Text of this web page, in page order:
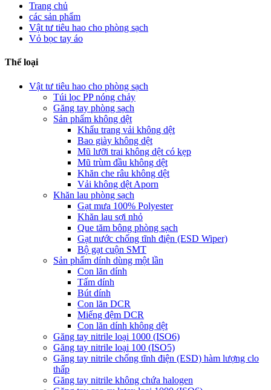
Trang chủ
các sản phẩm
Vật tư tiêu hao cho phòng sạch
Vỏ bọc tay áo
Thể loại
Vật tư tiêu hao cho phòng sạch
Túi lọc PP nóng chảy
Găng tay phòng sạch
Sản phẩm không dệt
Khẩu trang vải không dệt
Bao giày không dệt
Mũ lưỡi trai không dệt có kẹp
Mũ trùm đầu không dệt
Khăn che râu không dệt
Vải không dệt Aporn
Khăn lau phòng sạch
Gạt mưa 100% Polyester
Khăn lau sợi nhỏ
Que tăm bông phòng sạch
Gạt nước chống tĩnh điện (ESD Wiper)
Bộ gạt cuộn SMT
Sản phẩm dính dùng một lần
Con lăn dính
Tấm dính
Bút dính
Con lăn DCR
Miếng đệm DCR
Con lăn dính không dệt
Găng tay nitrile loại 1000 (ISO6)
Găng tay nitrile loại 100 (ISO5)
Găng tay nitrile chống tĩnh điện (ESD) hàm lượng clo
thấp
Găng tay nitrile không chứa halogen